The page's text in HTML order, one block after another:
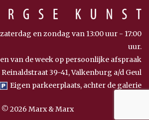
en zondag van 13:00 uur - 17:00
uur.
van de week op persoonlijke afspraak
Reinaldstraat 39-41, Valkenburg a/d Geul
Eigen parkeerplaats, achter de galerie
© 2026 Marx & Marx